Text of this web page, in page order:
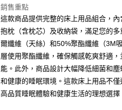
免運費
銷售重點
這款商品提供完整的床上用品組合，內
抱枕（含枕芯）及收納袋，滿足您的
爾纖維（天絲）和50%聚酯纖維（3M
層使用聚酯纖維，確保觸感乾爽舒適
能。此外，商品設計大幅降低細菌和
和健康的睡眠環境。這款床上用品不
高品質睡眠體驗和健康生活的理想選擇